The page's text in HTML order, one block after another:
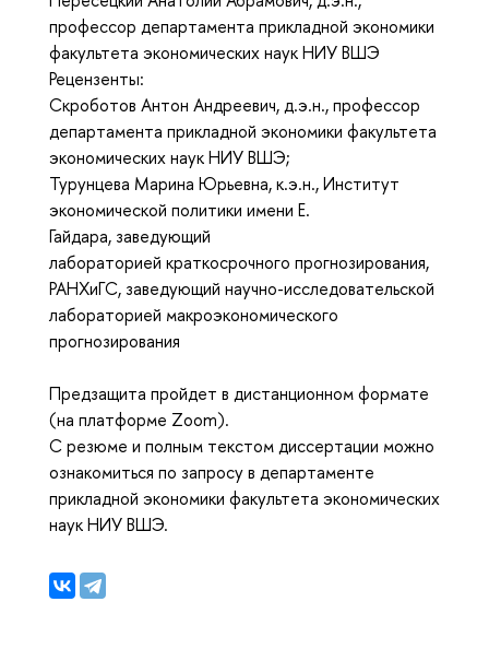
профессор департамента прикладной экономики
факультета экономических наук НИУ ВШЭ
Рецензенты:
Скроботов Антон Андреевич, д.э.н., профессор
департамента прикладной экономики факультета
экономических наук НИУ ВШЭ;
Турунцева Марина Юрьевна, к.э.н., Институт
экономической политики имени Е.
Гайдара, заведующий
лабораторией краткосрочного прогнозирования,
РАНХиГС, заведующий научно-исследовательской
лабораторией макроэкономического
прогнозирования
Предзащита пройдет в дистанционном формате
(на платформе Zoom).
С резюме и полным текстом диссертации можно
ознакомиться по запросу в департаменте
прикладной экономики факультета экономических
наук НИУ ВШЭ.